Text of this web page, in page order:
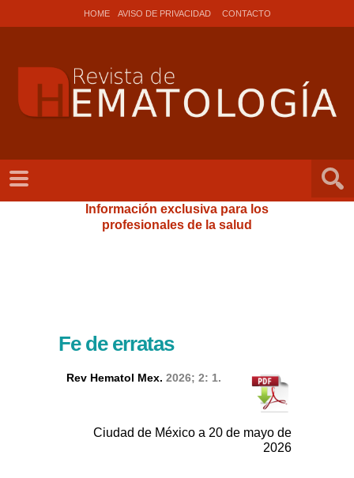
HOME AVISO DE PRIVACIDAD CONTACTO
Información exclusiva para los
profesionales de la salud
Fe de erratas
Rev Hematol Mex. 2026; 2: 1.
Ciudad de México a 20 de mayo de
2026